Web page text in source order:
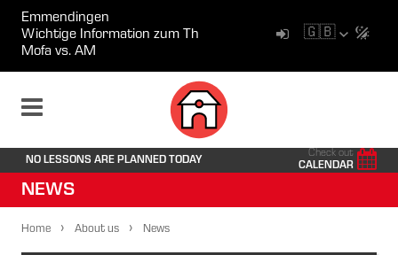
Emmendingen
Wichtige Information zum Theorieunterricht in Breisach
Mofa vs. AM
🇬🇧
NO LESSONS ARE PLANNED TODAY
Check out
CALENDAR
NEWS
Home About us News